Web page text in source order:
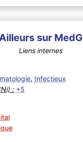
sur MedG
Liens internes
, Infectieux
: +5